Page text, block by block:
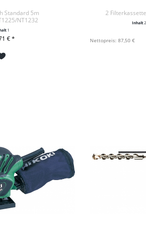
Standard 5m
NT1232
1
€ *
2
Inhalt
+ IN
Nettopreis: 87,50 €